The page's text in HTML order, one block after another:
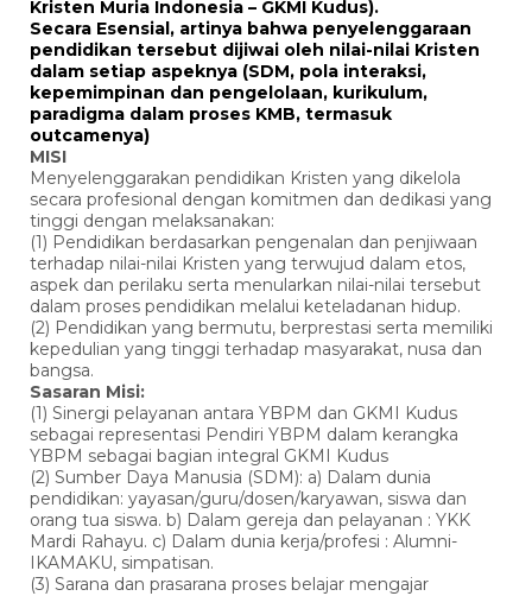
Kristen Muria Indonesia – GKMI Kudus).
Secara Esensial, artinya bahwa penyelenggaraan
pendidikan tersebut dijiwai oleh nilai-nilai Kristen
dalam setiap aspeknya (SDM, pola interaksi,
kepemimpinan dan pengelolaan, kurikulum,
paradigma dalam proses KMB, termasuk
outcamenya)
MISI
Menyelenggarakan pendidikan Kristen yang dikelola
secara profesional dengan komitmen dan dedikasi yang
tinggi dengan melaksanakan:
(1) Pendidikan berdasarkan pengenalan dan penjiwaan
terhadap nilai-nilai Kristen yang terwujud dalam etos,
aspek dan perilaku serta menularkan nilai-nilai tersebut
dalam proses pendidikan melalui keteladanan hidup.
(2) Pendidikan yang bermutu, berprestasi serta memiliki
kepedulian yang tinggi terhadap masyarakat, nusa dan
bangsa.
Sasaran Misi:
(1) Sinergi pelayanan antara YBPM dan GKMI Kudus
sebagai representasi Pendiri YBPM dalam kerangka
YBPM sebagai bagian integral GKMI Kudus
(2) Sumber Daya Manusia (SDM): a) Dalam dunia
pendidikan: yayasan/guru/dosen/karyawan, siswa dan
orang tua siswa. b) Dalam gereja dan pelayanan : YKK
Mardi Rahayu. c) Dalam dunia kerja/profesi : Alumni-
IKAMAKU, simpatisan.
(3) Sarana dan prasarana proses belajar mengajar